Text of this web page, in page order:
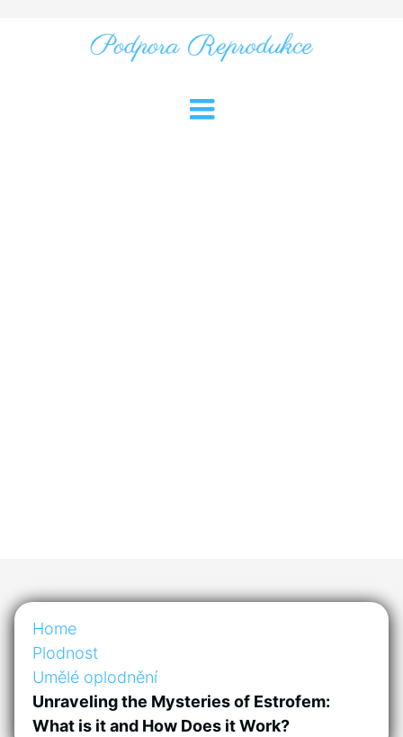
Home
Plodnost
Umělé oplodnění
Unraveling the Mysteries of Estrofem:
What is it and How Does it Work?